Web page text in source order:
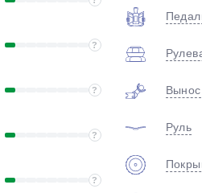
?
?
?
?
Вынос
Руль